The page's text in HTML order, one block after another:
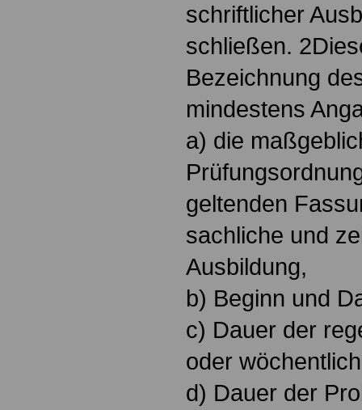
schriftlicher
schließen.
Bezeichnung
mindestens
a) die
geltenden
sachliche und
Ausbildung,
b) Beginn und
c) Dauer der
oder
d) Dauer der